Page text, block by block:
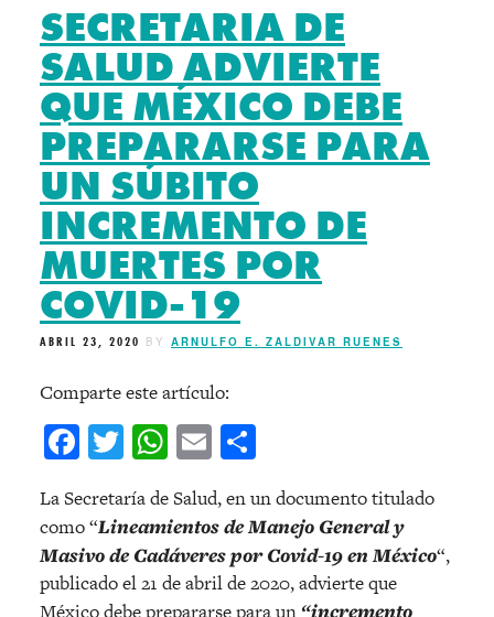
SECRETARIA DE
SALUD ADVIERTE
QUE MÉXICO DEBE
PREPARARSE PARA
UN SÚBITO
INCREMENTO DE
MUERTES POR
COVID-19
ABRIL 23, 2020 BY ARNULFO E. ZALDIVAR RUENES
Comparte este artículo:
Facebook
Twitter
WhatsApp
Email
La Secretaría de Salud, en un documento titulado
como “Lineamientos de Manejo General y
Masivo de Cadáveres por Covid-19 en México“,
publicado el 21 de abril de 2020, advierte que
México debe prepararse para un “incremento